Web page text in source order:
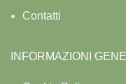
Contatti
INFORMAZIONI